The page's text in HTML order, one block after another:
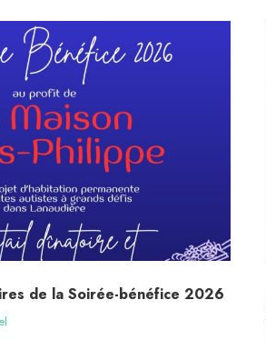
de la Soirée-bénéfice 2026